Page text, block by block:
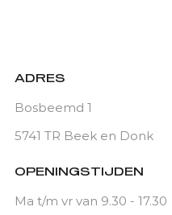
ADRES
Bosbeemd 1
5741 TR Beek en Donk
OPENINGSTIJDEN
Ma t/m vr van 9.30 - 17.30